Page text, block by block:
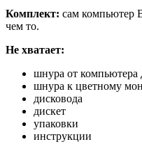
Комплект: сам компьютер
чем то.
Не хватает:
шнура от компьютера
шнура к цветному
дисковода
дискет
упаковки
инструкции